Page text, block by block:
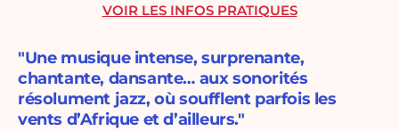
"Une musique intense, surprenante,
chantante, dansante… aux sonorités
résolument jazz, où soufflent parfois les
vents d’Afrique et d’ailleurs."
VOIR LES INFOS PRATIQUES